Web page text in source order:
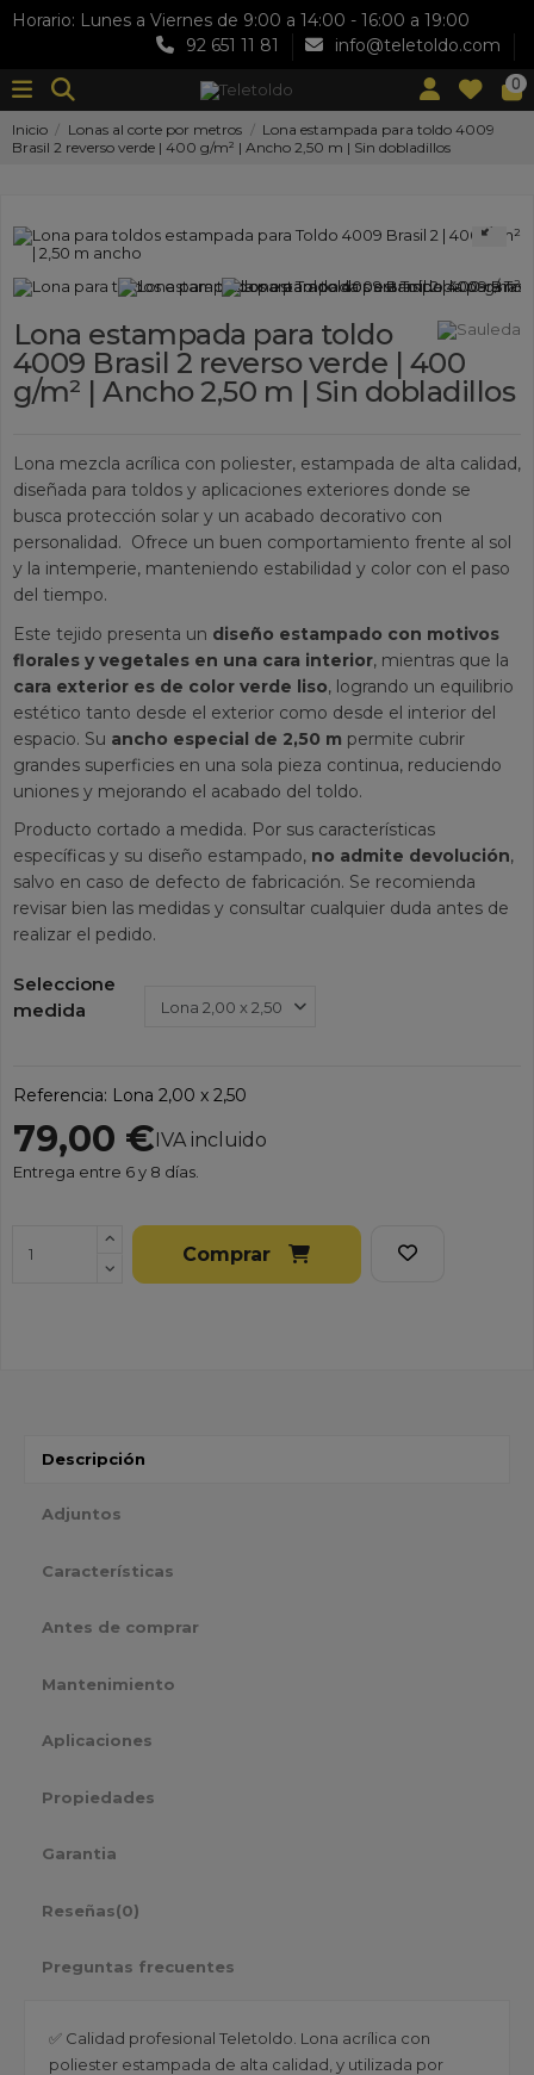
Horario: Lunes a Viernes de 9:00 a 14:00 - 16:00 a 19:00
92 651 11 81
info@teletoldo.com
0
Inicio Lonas al corte por metros
Lona estampada para toldo 4009
Brasil 2 reverso verde | 400 g/m² | Ancho 2,50 m | Sin dobladillos
Lona estampada para toldo
4009 Brasil 2 reverso verde | 400
g/m² | Ancho 2,50 m | Sin dobladillos
Lona mezcla acrílica con poliester, estampada de alta calidad,
diseñada para toldos y aplicaciones exteriores donde se
busca protección solar y un acabado decorativo con
personalidad. Ofrece un buen comportamiento frente al sol
y la intemperie, manteniendo estabilidad y color con el paso
del tiempo.
Este tejido presenta un diseño estampado con motivos
florales y vegetales en una cara interior, mientras que la
cara exterior es de color verde liso, logrando un equilibrio
estético tanto desde el exterior como desde el interior del
espacio. Su ancho especial de 2,50 m permite cubrir
grandes superficies en una sola pieza continua, reduciendo
uniones y mejorando el acabado del toldo.
Producto cortado a medida. Por sus características
específicas y su diseño estampado, no admite devolución,
salvo en caso de defecto de fabricación. Se recomienda
revisar bien las medidas y consultar cualquier duda antes de
realizar el pedido.
Seleccione
medida
Referencia: Lona 2,00 x 2,50
79,00 €IVA incluido
Entrega entre 6 y 8 días.
Comprar
Descripción
Adjuntos
Características
Antes de comprar
Mantenimiento
Aplicaciones
Propiedades
Garantia
Reseñas(0)
Preguntas frecuentes
✅ Calidad profesional Teletoldo. Lona acrílica con
poliester estampada de alta calidad, y utilizada por